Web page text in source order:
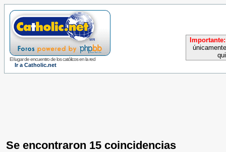
El lugar de encuentro de los católicos en la red
Ir a Catholic.net
Importante:
Se encontraron 15 coincidencias